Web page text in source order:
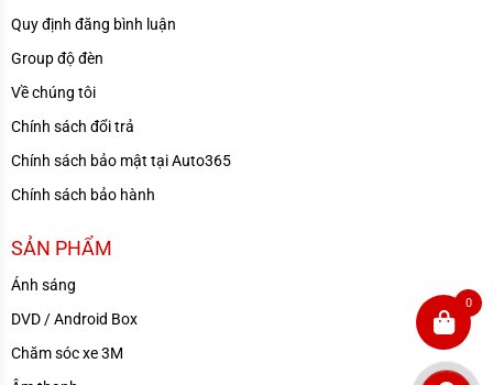
Quy định đăng bình luận
Group độ đèn
Về chúng tôi
Chính sách đổi trả
Chính sách bảo mật tại Auto365
Chính sách bảo hành
SẢN PHẨM
Ánh sáng
DVD / Android Box
Chăm sóc xe 3M
0